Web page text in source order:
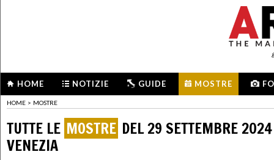
HOME NOTIZIE GUIDE MOSTRE
HOME > MOSTRE
TUTTE LE MOSTRE DEL 29 SETTEMBRE
VENEZIA